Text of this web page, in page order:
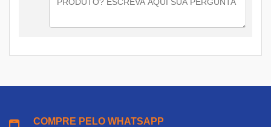
COMPRE PELO WHATSAPP